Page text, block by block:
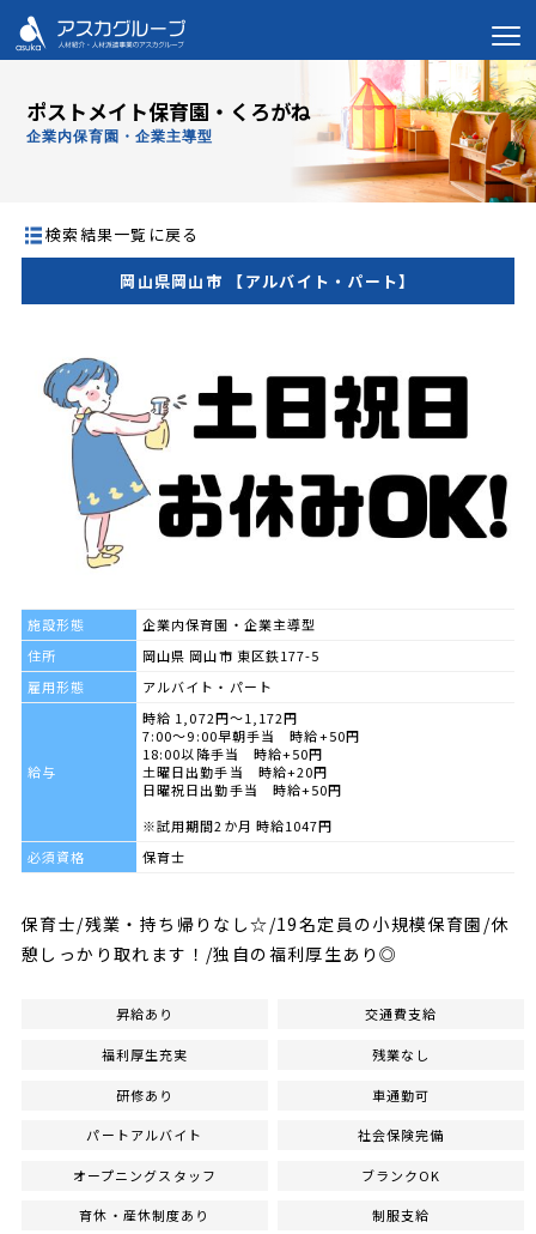
ポストメイト保育園・くろがね
企業内保育園・企業主導型
検索結果一覧に戻る
岡山県岡山市 【アルバイト・パート】
施設形態
企業内保育園・企業主導型
住所
岡山県 岡山市 東区鉄177-5
雇用形態
アルバイト・パート
給与
時給 1,072円～1,172円
7:00～9:00早朝手当 時給+50円
18:00以降手当 時給+50円
土曜日出勤手当 時給+20円
日曜祝日出勤手当 時給+50円
※試用期間2か月 時給1047円
必須資格
保育士
保育士/残業・持ち帰りなし☆/19名定員の小規模保育園/休
憩しっかり取れます！/独自の福利厚生あり◎
昇給あり 交通費支給
福利厚生充実 残業なし
研修あり 車通勤可
パートアルバイト 社会保険完備
オープニングスタッフ ブランクOK
育休・産休制度あり 制服支給